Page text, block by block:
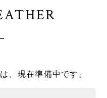
、現在準備中です。